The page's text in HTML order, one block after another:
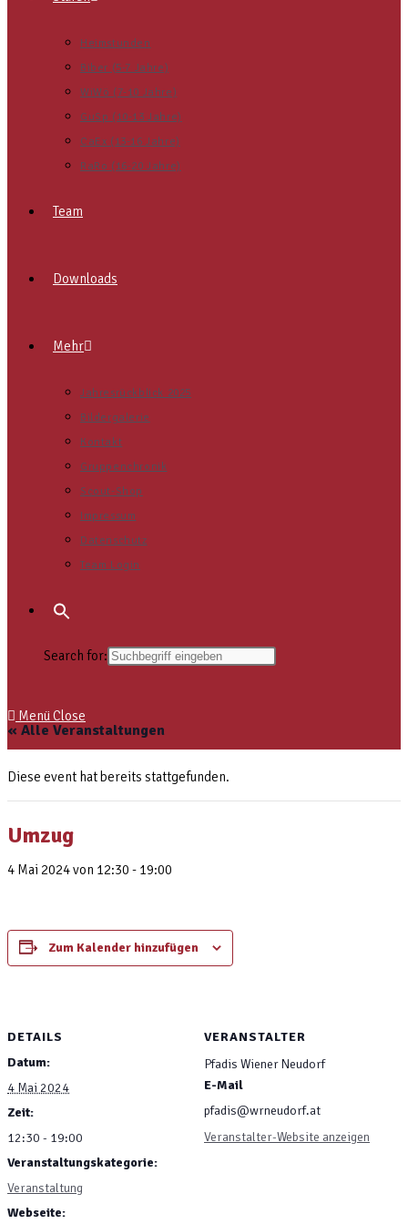
Heimstunden
Biber (5-7 Jahre)
WiWö (7-10 Jahre)
GuSp (10-13 Jahre)
CaEx (13-16 Jahre)
RaRo (16-20 Jahre)
Team
Downloads
Mehr
Jahresrückblick 2025
Bildergalerie
Kontakt
Gruppenchronik
Scout-Shop
Impressum
Datenschutz
Team Login
Search for:
MenüClose
« Alle Veranstaltungen
Diese event hat bereits stattgefunden.
Umzug
4 Mai 2024 von 12:30 - 19:00
Zum Kalender hinzufügen
DETAILS
Datum:
4 Mai 2024
Zeit:
12:30 - 19:00
Veranstaltungskategorie:
Veranstaltung
Webseite:
VERANSTALTER
Pfadis Wiener Neudorf
E-Mail
pfadis@wrneudorf.at
Veranstalter-Website anzeigen